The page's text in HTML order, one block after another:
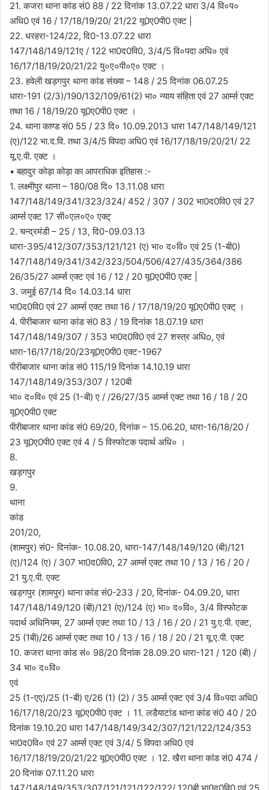
21. कजरा थाना कांड सं0 88 / 22 दिनांक 13.07.22 धारा 3/4 वि०प०
अधि0 एवं 16 / 17/18/19/20/ 21/22 यू0ए0पी0 एक्ट |
22. धरहरा-124/22, दि0-13.07.22 धारा
147/148/149/121ए / 122 भा0द0वि0, 3/4/5 वि०पदा अधि० एवं
16/17/18/19/20/21/22 यु०ए०पी०ए० एक्ट ।
23. हवेली खड़गपुर थाना कांड संख्या – 148 / 25 दिनांक 06.07.25
धारा-191 (2/3)/190/132/109/61(2) भा० न्याय संहिता एवं 27 आर्म्स एक्ट
तथा 16 / 18/19/20 यू0ए0पी0 एक्ट ।
24. थाना काण्ड सं0 55 / 23 दि० 10.09.2013 धारा 147/148/149/121
(ए)/122 भा.द.वि. तथा 3/4/5 विपदा अधि0 एवं 16/17/18/19/20/21/ 22
यू.ए.पी. एक्ट ।
• बहादुर कोड़ा कोड़ा का आपराधिक इतिहास :-
1. लक्ष्मीपुर थाना – 180/08 दि० 13.11.08 धारा
147/148/149/341/323/324/ 452 / 307 / 302 भा0द0वि0 एवं 27
आर्म्स एक्ट 17 सी०एल०ए० एक्ट्
2. चन्द्रमंडी – 25 / 13, दि0-09.03.13
धारा-395/412/307/353/121/121 (ए) भा० द०वि० एवं 25 (1-बी0)
147/148/149/341/342/323/504/506/427/435/364/386
26/35/27 आर्म्स एक्ट एवं 16 / 12 / 20 यू0ए0पी0 एक्ट |
3. जमुई 67/14 दि० 14.03.14 धारा
भा0द0वि0 एवं 27 आर्म्स एक्ट तथा 16 / 17/18/19/20 यू0ए0पी0 एक्ट् ।
4. पीरीबाजार थाना कांड सं0 83 / 19 दिनांक 18.07.19 धारा
147/148/149/307 / 353 भा0द0वि0 एवं 27 शस्त्र अधिo, एवं
धारा-16/17/18/20/23यू0ए0पी0 एक्ट-1967
पीरीबाजार थाना कांड सं0 115/19 दिनांक 14.10.19 धारा
147/148/149/353/307 / 120बी
भा० द०वि० एवं 25 (1-बी) ए / /26/27/35 आर्म्स एक्ट तथा 16 / 18 / 20
यू0ए0पी0 एक्ट
पीरीबाजार थाना कांड सं0 69/20, दिनांक – 15.06.20, धारा-16/18/20 /
23 यू0ए0पी0 एक्ट एवं 4 / 5 विस्फोटक पदार्थ अधि० ।
8.
खड़गपुर
9.
थाना
कांड
201/20,
(शामपुर) सं0- दिनांक- 10.08.20, धारा-147/148/149/120 (बी)/121
(ए)/124 (ए) / 307 भा0द0वि0, 27 आर्म्स एक्ट तथा 10 / 13 / 16 / 20 /
21 यु.ए.पी. एक्ट
खड़गपुर (शामपुर) थाना कांड सं0-233 / 20, दिनांक- 04.09.20, धारा
147/148/149/120 (बी)/121 (ए)/124 (ए) भा० द०वि०, 3/4 विस्फोटक
पदार्थ अधिनियम, 27 आर्म्स एक्ट तथा 10 / 13 / 16 / 20 / 21 यु.ए.पी. एक्ट,
25 (1बी)/26 आर्म्स एक्ट तथा 10 / 13 / 16 / 18 / 20 / 21 यू.ए.पी. एक्ट
10. कजरा थाना कांड सं० 98/20 दिनांक 28.09.20 धारा-121 / 120 (बी) /
34 भा० द०वि०
एवं
25 (1-एए)/25 (1-बी) ए/26 (1) (2) / 35 आर्म्स एक्ट एवं 3/4 वि०पदा अधि0
16/17/18/20/23 यू0ए0पी0 एक्ट । 11. लडैयाटांड थाना कांड सं0 40 / 20
दिनांक 19.10.20 धारा 147/148/149/342/307/121/122/124/353
भा0द0वि० एवं 27 आर्म्स एक्ट एवं 3/4/ 5 विपदा अधि0 एवं
16/17/18/19/20/21/22 यू0ए0पी0 एक्ट । 12. खैरा थाना कांड सं0 474 /
20 दिनांक 07.11.20 धारा